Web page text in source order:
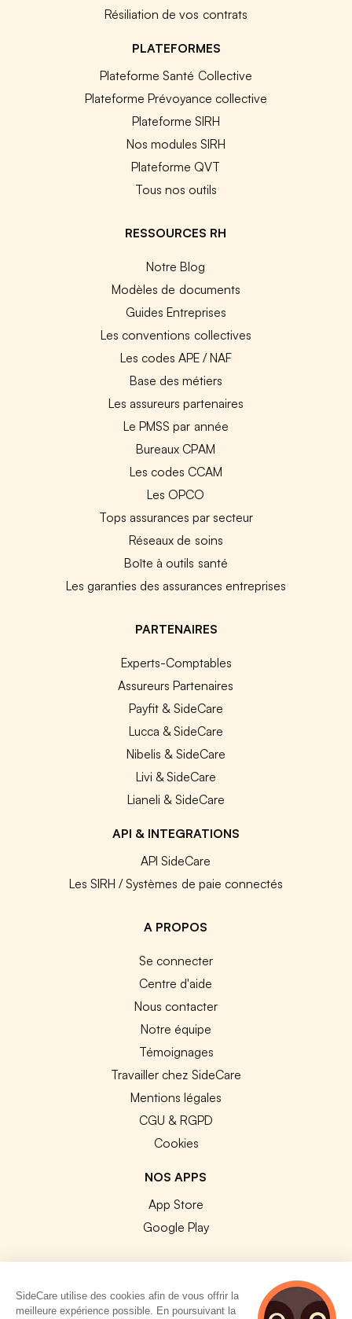
Résiliation de vos contrats
PLATEFORMES
Plateforme Santé Collective
Plateforme Prévoyance collective
Plateforme SIRH
Nos modules SIRH
Plateforme QVT
Tous nos outils
RESSOURCES RH
Notre Blog
Modèles de documents
Guides Entreprises
Les conventions collectives
Les codes APE / NAF
Base des métiers
Les assureurs partenaires
Le PMSS par année
Bureaux CPAM
Les codes CCAM
Les OPCO
Tops assurances par secteur
Réseaux de soins
Boîte à outils santé
Les garanties des assurances entreprises
PARTENAIRES
Experts-Comptables
Assureurs Partenaires
Payfit & SideCare
Lucca & SideCare
Nibelis & SideCare
Livi & SideCare
Lianeli & SideCare
API & INTEGRATIONS
API SideCare
Les SIRH / Systèmes de paie connectés
A PROPOS
Se connecter
Centre d'aide
Nous contacter
Notre équipe
Témoignages
Travailler chez SideCare
Mentions légales
CGU & RGPD
Cookies
NOS APPS
App Store
Google Play
SideCare utilise des cookies afin de vous offrir la
meilleure expérience possible. En poursuivant la